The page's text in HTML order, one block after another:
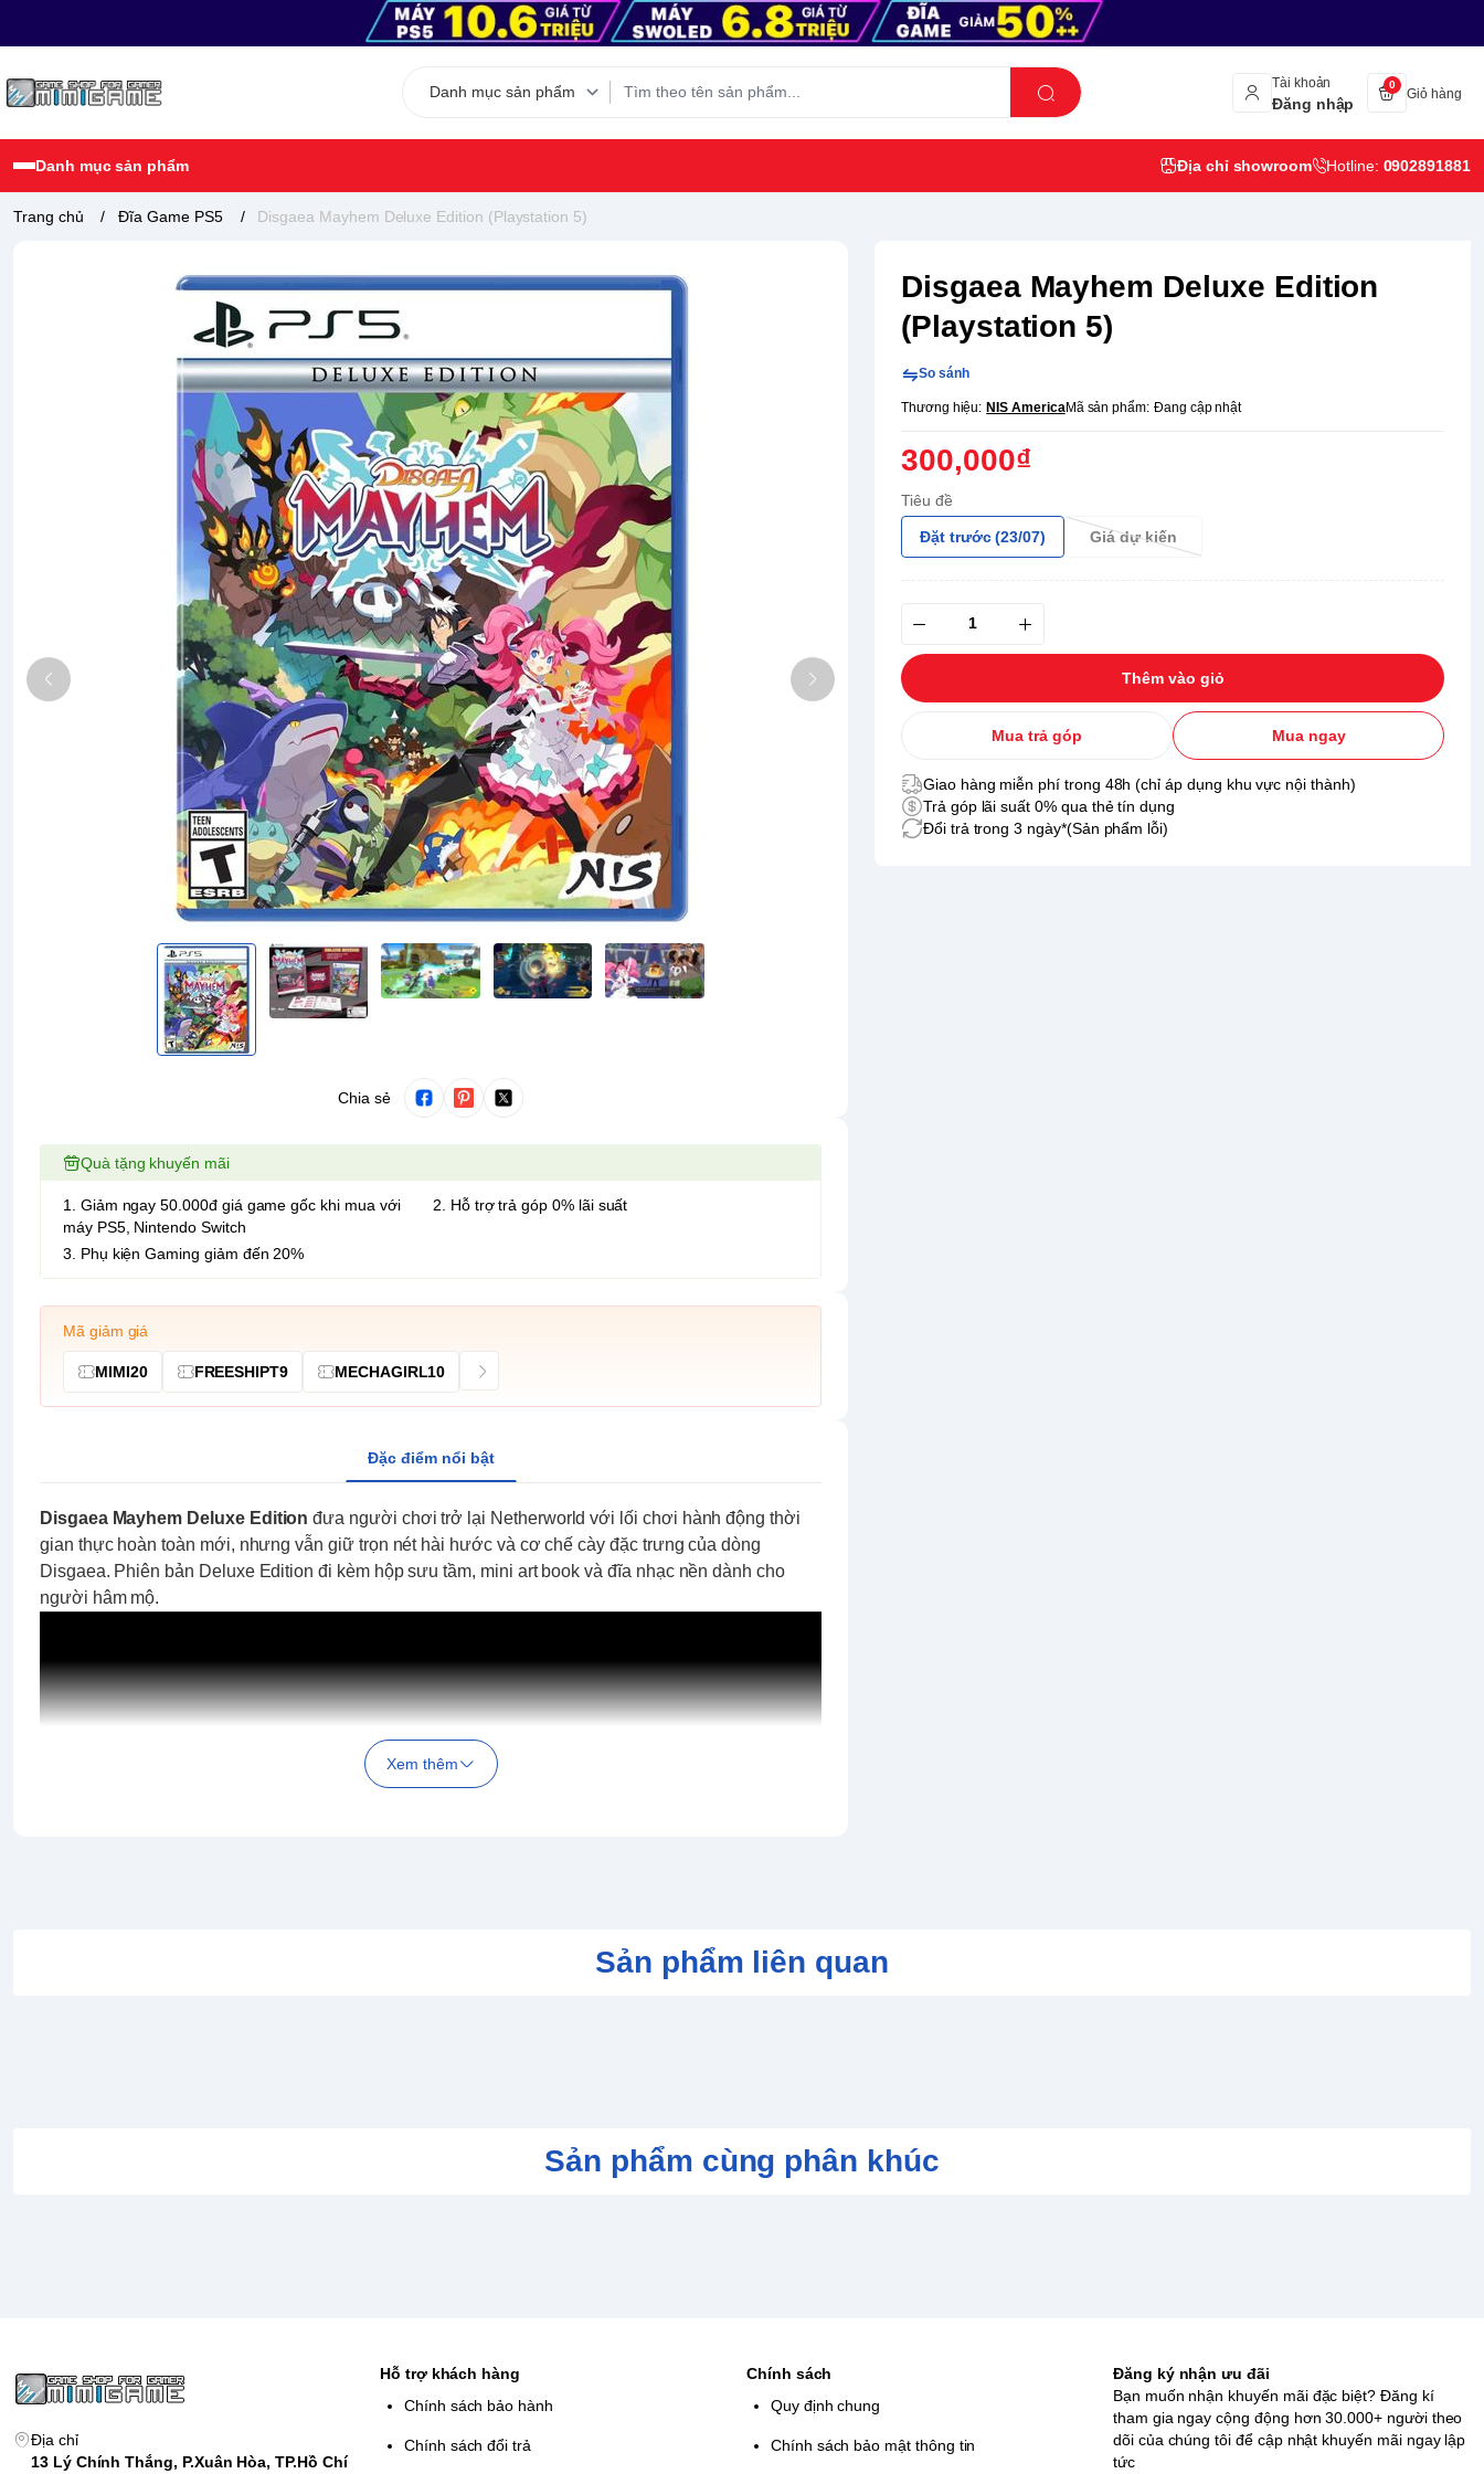
Tài khoản
Đăng nhập
0
Giỏ hàng
Danh mục sản phẩm Địa chỉ showroom Hotline: 0902891881
Trang chủ / Đĩa Game PS5 / Disgaea Mayhem Deluxe Edition (Playstation 5)
Chia sẻ
Disgaea Mayhem Deluxe Edition
(Playstation 5)
So sánh
Thương hiệu: NIS AmericaMã sản phẩm: Đang cập nhật
300,000₫
Tiêu đề
Đặt trước (23/07) Giá dự kiến
Thêm vào giỏ
Mua trả góp Mua ngay
Giao hàng miễn phí trong 48h (chỉ áp dụng khu vực nội thành)
Trả góp lãi suất 0% qua thẻ tín dụng
Đổi trả trong 3 ngày*(Sản phẩm lỗi)
Quà tặng khuyến mãi
1. Giảm ngay 50.000đ giá game gốc khi mua với
máy PS5, Nintendo Switch
2. Hỗ trợ trả góp 0% lãi suất
3. Phụ kiện Gaming giảm đến 20%
Mã giảm giá
MIMI20 FREESHIPT9 MECHAGIRL10
Đặc điểm nổi bật
Disgaea Mayhem Deluxe Edition đưa người chơi trở lại Netherworld với lối chơi hành động thời
gian thực hoàn toàn mới, nhưng vẫn giữ trọn nét hài hước và cơ chế cày đặc trưng của dòng
Disgaea. Phiên bản Deluxe Edition đi kèm hộp sưu tầm, mini art book và đĩa nhạc nền dành cho
người hâm mộ.
Hệ thống phát triển nhân vật chuyên sâu cùng nhiều loại vũ khí và kỹ năng.
Vẫn giữ các yếu tố quen thuộc như Item World, Reincarnation và Magichange.
Xem thêm
Sản phẩm liên quan
Sản phẩm cùng phân khúc
Địa chỉ
13 Lý Chính Thắng, P.Xuân Hòa, TP.Hồ Chí
Hỗ trợ khách hàng
Chính sách bảo hành
Chính sách đổi trả
Chính sách
Quy định chung
Chính sách bảo mật thông tin
Đăng ký nhận ưu đãi
Bạn muốn nhận khuyến mãi đặc biệt? Đăng kí
tham gia ngay cộng động hơn 30.000+ người theo
dõi của chúng tôi để cập nhật khuyến mãi ngay lập
tức